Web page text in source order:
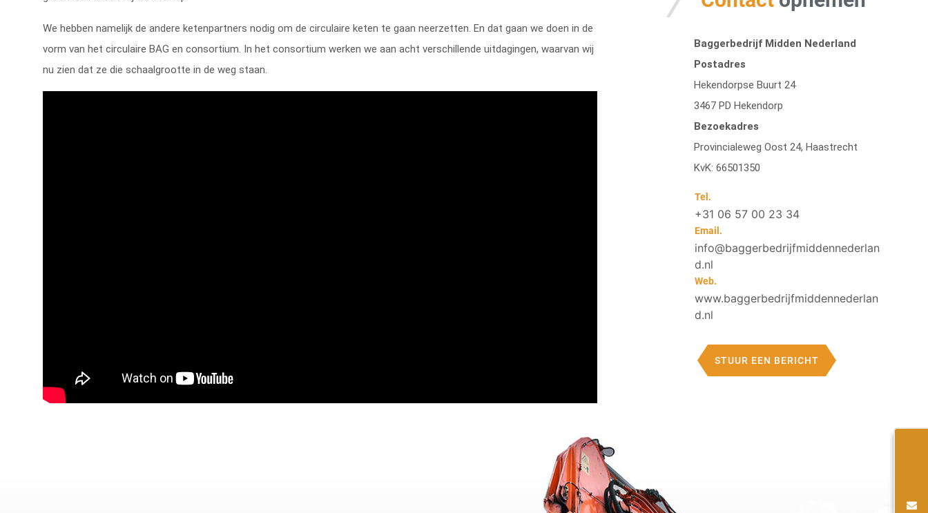
We hebben namelijk de andere ketenpartners nodig om de circulaire keten te gaan neerzetten. En dat gaan we doen in de
vorm van het circulaire BAG en consortium. In het consortium werken we aan acht verschillende uitdagingen, waarvan wij
nu zien dat ze die schaalgrootte in de weg staan.
Baggerbedrijf Midden Nederland
Postadres
Hekendorpse Buurt 24
3467 PD Hekendorp
Bezoekadres
Provincialeweg Oost 24, Haastrecht
KvK: 66501350
Tel.
+31 06 57 00 23 34
Email.
info@baggerbedrijfmiddennederlan
d.nl
Web.
www.baggerbedrijfmiddennederlan
d.nl
STUUR EEN BERICHT